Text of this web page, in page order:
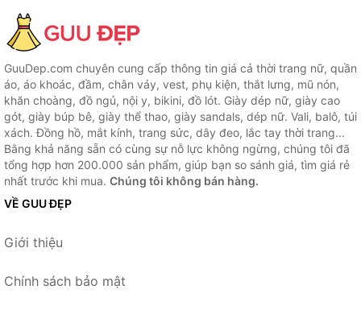
GuuDep.com chuyên cung cấp thông tin giá cả thời trang nữ, quần
áo, áo khoác, đầm, chân váy, vest, phụ kiện, thắt lưng, mũ nón,
khăn choàng, đồ ngủ, nội y, bikini, đồ lót. Giày dép nữ, giày cao
gót, giày búp bê, giày thể thao, giày sandals, dép nữ. Vali, balô, túi
xách. Đồng hồ, mắt kính, trang sức, dây đeo, lắc tay thời trang...
Bằng khả năng sẵn có cùng sự nỗ lực không ngừng, chúng tôi đã
tổng hợp hơn 200.000 sản phẩm, giúp bạn so sánh giá, tìm giá rẻ
nhất trước khi mua. Chúng tôi không bán hàng.
VỀ GUU ĐẸP
Giới thiệu
Chính sách bảo mật